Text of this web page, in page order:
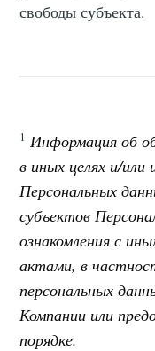
свободы субъекта.
1 Информация об
в иных целях и/или
Персональных
субъектов
ознакомления с
актами, в
персональных
Компании или
порядке.